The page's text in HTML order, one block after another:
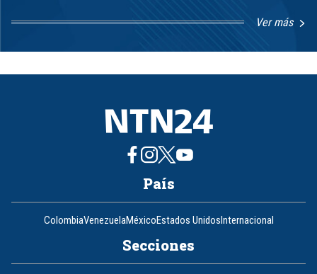
Ver más
8
País
ColombiaVenezuelaMéxicoEstados UnidosInternacional
Secciones